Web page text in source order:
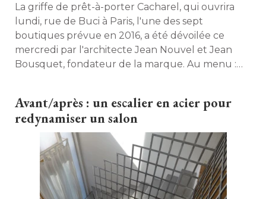
La griffe de prêt-à-porter Cacharel, qui ouvrira
lundi, rue de Buci à Paris, l'une des sept
boutiques prévue en 2016, a été dévoilée ce
mercredi par l'architecte Jean Nouvel et Jean
Bousquet, fondateur de la marque. Au menu :
très graphique mêlant lignes géométriques et
motifs artistiques.
Avant/après : un escalier en acier pour
redynamiser un salon